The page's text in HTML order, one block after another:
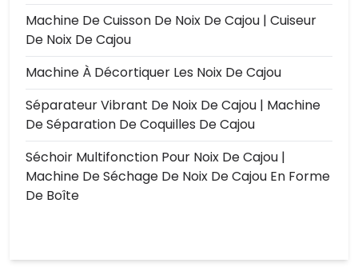
Machine De Cuisson De Noix De Cajou | Cuiseur
De Noix De Cajou
Machine À Décortiquer Les Noix De Cajou
Séparateur Vibrant De Noix De Cajou | Machine
De Séparation De Coquilles De Cajou
Séchoir Multifonction Pour Noix De Cajou |
Machine De Séchage De Noix De Cajou En Forme
De Boîte